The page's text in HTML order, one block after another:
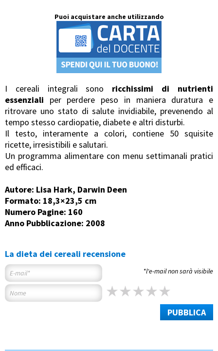
Puoi acquistare anche utilizzando
I cereali integrali sono ricchissimi di nutrienti
essenziali per perdere peso in maniera duratura e
ritrovare uno stato di salute invidiabile, prevenendo al
tempo stesso cardiopatie, diabete e altri disturbi.
Il testo, interamente a colori, contiene 50 squisite
ricette, irresistibili e salutari.
Un programma alimentare con menu settimanali pratici
ed efficaci.
Autore: Lisa Hark, Darwin Deen
Formato: 18,3×23,5 cm
Numero Pagine: 160
Anno Pubblicazione: 2008
La dieta dei cereali recensione
*l'e-mail non sarà visibile
PUBBLICA